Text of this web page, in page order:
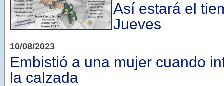
Así estará el
Jueves
10/08/2023
Embistió a una mujer cuando
la calzada